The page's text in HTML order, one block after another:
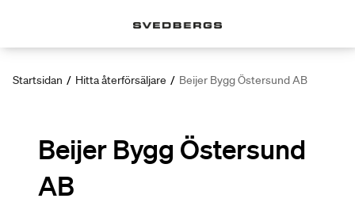
Startsidan / Hitta återförsäljare / Beijer Bygg Östersund AB
Beijer Bygg Östersund
AB